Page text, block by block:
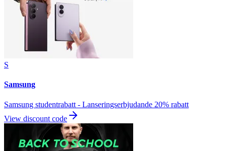
S
Samsung
Samsung studentrabatt - Lanseringserbjudande 20% rabatt
View discount code